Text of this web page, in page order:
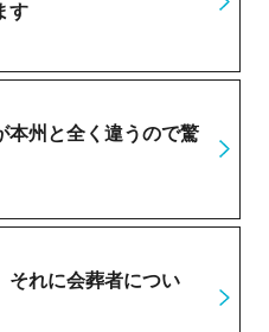
す
本州と全く違うので驚
それに会葬者につい